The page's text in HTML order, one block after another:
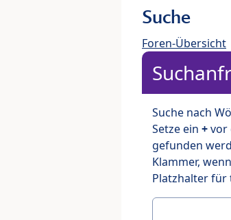
Suche
Foren-Übersicht
Suche nach
Setze ein +vor
gefunden
Klammer,
Platzhalter für